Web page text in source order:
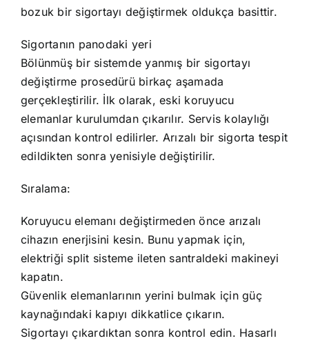
bozuk bir sigortayı değiştirmek oldukça basittir.
Sigortanın panodaki yeri
Bölünmüş bir sistemde yanmış bir sigortayı
değiştirme prosedürü birkaç aşamada
gerçekleştirilir. İlk olarak, eski koruyucu
elemanlar kurulumdan çıkarılır. Servis kolaylığı
açısından kontrol edilirler. Arızalı bir sigorta tespit
edildikten sonra yenisiyle değiştirilir.
Sıralama:
Koruyucu elemanı değiştirmeden önce arızalı
cihazın enerjisini kesin. Bunu yapmak için,
elektriği split sisteme ileten santraldeki makineyi
kapatın.
Güvenlik elemanlarının yerini bulmak için güç
kaynağındaki kapıyı dikkatlice çıkarın.
Sigortayı çıkardıktan sonra kontrol edin. Hasarlı